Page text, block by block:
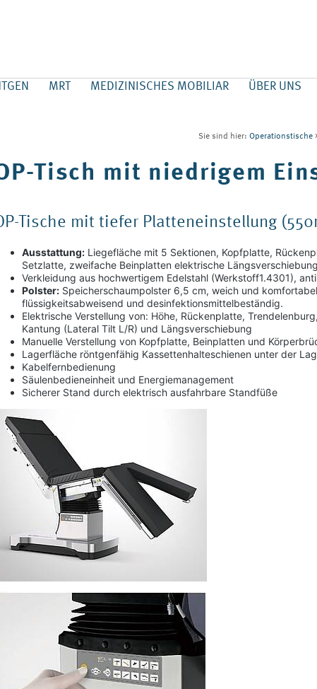
MRT MEDIZINISCHES MOBILIAR ÜBER UNS
Sie sind hier: Operationstische>
Tisch mit niedrigem
Tische mit tiefer Platteneinstellung
Ausstattung: Liegefläche mit 5 Sektionen, Kopfplatte,
Setzlatte, zweifache Beinplatten elektrische
Verkleidung aus hochwertigem Edelstahl (Werkstoff1.4301),
Polster: Speicherschaumpolster 6,5 cm, weich und
flüssigkeitsabweisend und desinfektionsmittelbeständig.
Elektrische Verstellung von: Höhe, Rückenplatte,
Kantung (Lateral Tilt L/R) und Längsverschiebung
Manuelle Verstellung von Kopfplatte, Beinplatten und
Lagerfläche röntgenfähig Kassettenhalteschienen unter der
Kabelfernbedienung
Säulenbedieneinheit und Energiemanagement
Sicherer Stand durch elektrisch ausfahrbare Standfüße